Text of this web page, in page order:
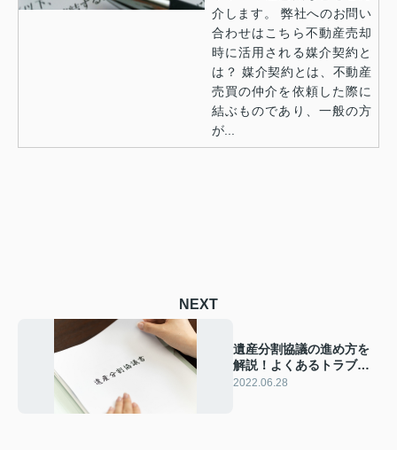
介します。 弊社へのお問い
合わせはこちら不動産売却
時に活用される媒介契約と
は？ 媒介契約とは、不動産
売買の仲介を依頼した際に
結ぶものであり、一般の方
が...
NEXT
遺産分割協議の進め方を
解説！よくあるトラブル
や解決策もご紹介！
2022.06.28